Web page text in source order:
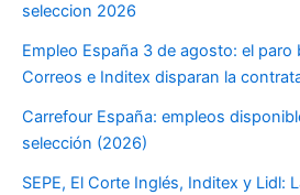
seleccion 2026
Empleo España 3 de agosto: el paro
Correos e Inditex disparan la
Carrefour España: empleos
selección (2026)
SEPE, El Corte Inglés, Inditex y Lidl: